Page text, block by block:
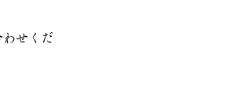
せくだ